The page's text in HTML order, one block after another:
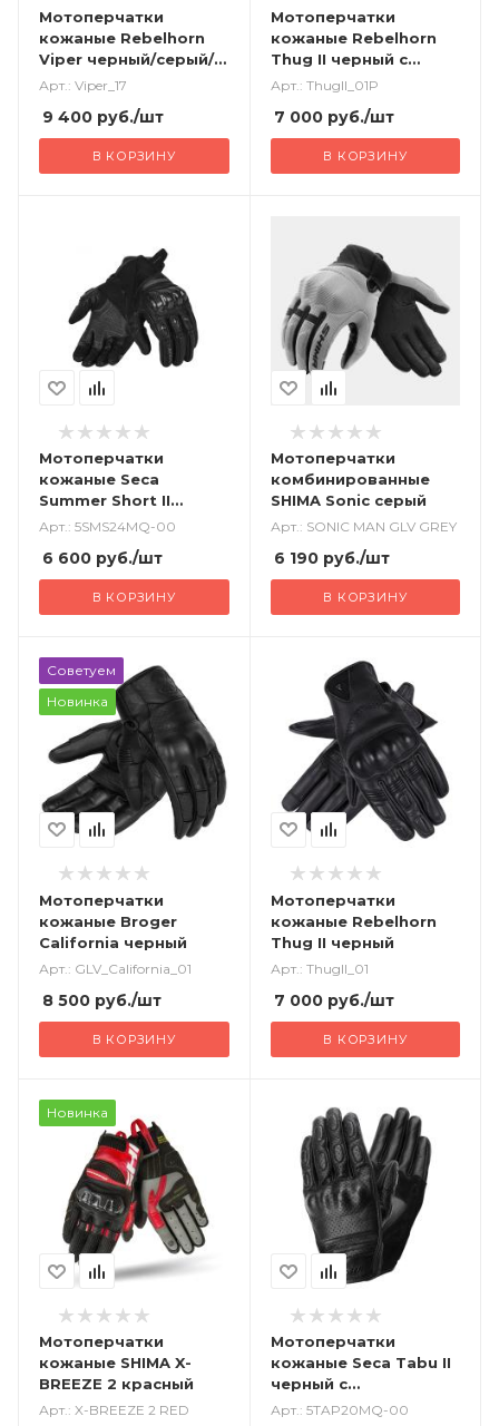
Мотоперчатки
кожаные Rebelhorn
Viper черный/серый/
флуо/красный
Арт.: Viper_17
9 400 руб./шт
В КОРЗИНУ
Мотоперчатки
кожаные Rebelhorn
Thug II черный с
перфорацией
Арт.: ThugII_01P
7 000руб./шт
В КОРЗИНУ
Мотоперчатки
кожаные Seca
Summer Short II
черный
Арт.: 5SMS24MQ-00
6 600 руб./шт
В КОРЗИНУ
Мотоперчатки
комбинированные
SHIMA Sonic серый
Арт.: SONIC MAN GLV GREY
6 190руб./шт
В КОРЗИНУ
Советуем
Новинка
Мотоперчатки
кожаные Broger
California черный
Арт.: GLV_California_01
8 500 руб./шт
В КОРЗИНУ
Мотоперчатки
кожаные Rebelhorn
Thug II черный
Арт.: ThugII_01
7 000руб./шт
В КОРЗИНУ
Новинка
Мотоперчатки
кожаные SHIMA X-
BREEZE 2 красный
Арт.: X-BREEZE 2 RED
Мотоперчатки
кожаные Seca Tabu II
черный с
перфорацией
Арт.: 5TAP20MQ-00